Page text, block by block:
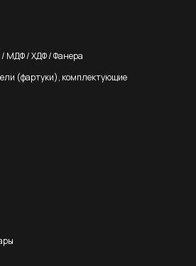
МДФ / ХДФ / Фанера
(фартуки), комплектующие